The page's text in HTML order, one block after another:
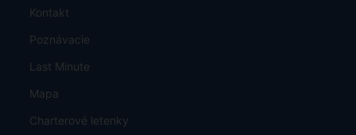
Kontakt
Poznávacie
Last Minute
Mapa
Charterové letenky